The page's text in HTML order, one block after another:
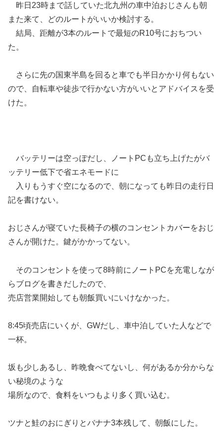
昨日23時まで話していた北九州の車中泊おじさんも朝
また来て、どのルートがいいか検討する。
結局、距離が3本のルートで最短のR10号におちつい
た。
さらに先の国東半島を回ると車でも半日かかり何もない
ので、自転車や徒歩で行かない方がいいとアドバイスを受
けた。
バッテリーは空っぽだし、ノートPCも立ち上げたがバ
ッテリー低下で省エネモードに
入りもうすぐ空になるので、朝になっても昨日の走行日
記を書けない。
おじさんが寝ていた長椅子の横のコンセントカバーをおじ
さんが開けた。鍵がかかってない。
そのコンセントを使って8時前にノートPCを充電しなが
らブログを書きだしたので、
売店営業開始しても朝飯買いにいけなかった。
8:45頃売店にいくが、GWだし、車中泊していた人などで
一杯。
坂も少しあるし、昨晩食べてないし、何があるか分からな
い秘境のような
場所なので、食料をいつもより多く買い込む。
ツナと鮭のおにぎりとバナナ3本残して、朝飯にした。